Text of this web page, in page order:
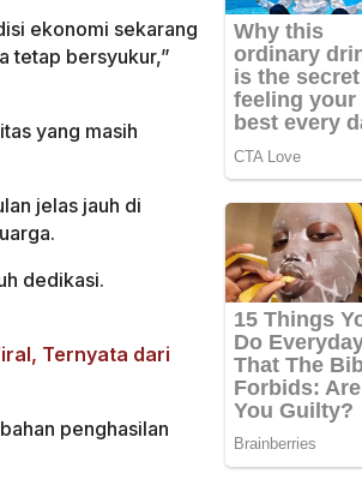
ekonomi sekarang
tetap bersyukur,”
yang masih
jelas jauh di
dedikasi.
Ternyata dari
penghasilan